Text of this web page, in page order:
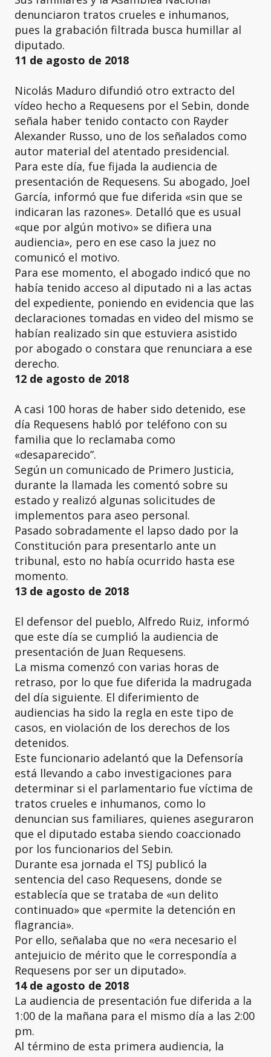
denunciaron tratos crueles e inhumanos,
pues la grabación filtrada busca humillar al
diputado.
11 de agosto de 2018
Nicolás Maduro difundió otro extracto del
vídeo hecho a Requesens por el Sebin, donde
señala haber tenido contacto con Rayder
Alexander Russo, uno de los señalados como
autor material del atentado presidencial.
Para este día, fue fijada la audiencia de
presentación de Requesens. Su abogado, Joel
García, informó que fue diferida «sin que se
indicaran las razones». Detalló que es usual
«que por algún motivo» se difiera una
audiencia», pero en ese caso la juez no
comunicó el motivo.
Para ese momento, el abogado indicó que no
había tenido acceso al diputado ni a las actas
del expediente, poniendo en evidencia que las
declaraciones tomadas en video del mismo se
habían realizado sin que estuviera asistido
por abogado o constara que renunciara a ese
derecho.
12 de agosto de 2018
A casi 100 horas de haber sido detenido, ese
día Requesens habló por teléfono con su
familia que lo reclamaba como
«desaparecido”.
Según un comunicado de Primero Justicia,
durante la llamada les comentó sobre su
estado y realizó algunas solicitudes de
implementos para aseo personal.
Pasado sobradamente el lapso dado por la
Constitución para presentarlo ante un
tribunal, esto no había ocurrido hasta ese
momento.
13 de agosto de 2018
El defensor del pueblo, Alfredo Ruiz, informó
que este día se cumplió la audiencia de
presentación de Juan Requesens.
La misma comenzó con varias horas de
retraso, por lo que fue diferida la madrugada
del día siguiente. El diferimiento de
audiencias ha sido la regla en este tipo de
casos, en violación de los derechos de los
detenidos.
Este funcionario adelantó que la Defensoría
está llevando a cabo investigaciones para
determinar si el parlamentario fue víctima de
tratos crueles e inhumanos, como lo
denuncian sus familiares, quienes aseguraron
que el diputado estaba siendo coaccionado
por los funcionarios del Sebin.
Durante esa jornada el TSJ publicó la
sentencia del caso Requesens, donde se
establecía que se trataba de «un delito
continuado» que «permite la detención en
flagrancia».
Por ello, señalaba que no «era necesario el
antejuicio de mérito que le correspondía a
Requesens por ser un diputado».
14 de agosto de 2018
La audiencia de presentación fue diferida a la
1:00 de la mañana para el mismo día a las 2:00
pm.
Al término de esta primera audiencia, la